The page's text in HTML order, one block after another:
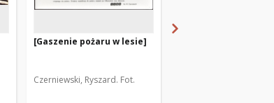
[Gaszenie pożaru w lesie]
Czerniewski, Ryszard. Fot.